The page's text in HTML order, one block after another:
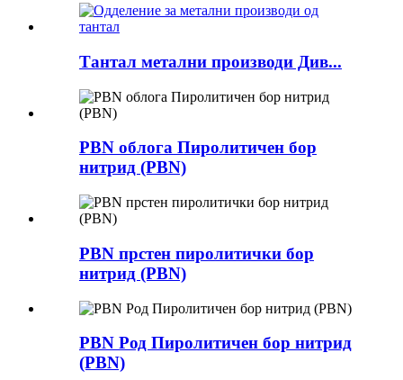
Тантал метални производи Див...
PBN облога Пиролитичен бор
нитрид (PBN)
PBN прстен пиролитички бор
нитрид (PBN)
PBN Род Пиролитичен бор нитрид
(PBN)